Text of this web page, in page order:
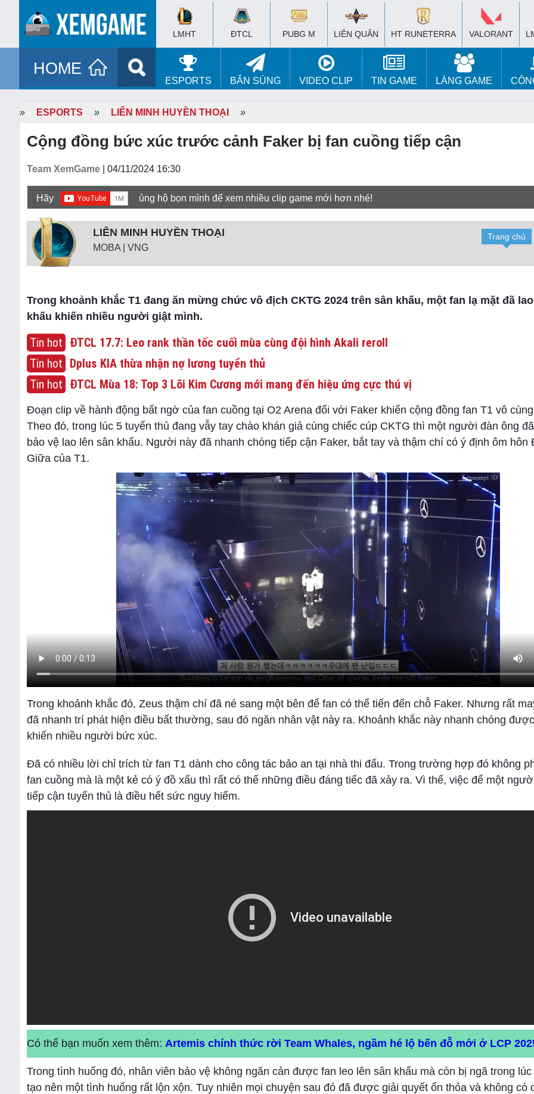
LMHT ĐTCL PUBG M LIÊN QUÂN HT RUNETERRA VALORANT
HOME
ESPORTS BẮN SÚNG VIDEO CLIP TIN GAME LÀNG GAME
» ESPORTS » LIÊN MINH HUYỀN THOẠI »
Cộng đồng bức xúc trước cảnh Faker bị fan cuồng tiếp cận
Team XemGame | 04/11/2024 16:30
Hãy ủng hộ bọn mình để xem nhiều clip game mới hơn nhé!
LIÊN MINH HUYỀN THOẠI
MOBA | VNG
Trang chủ
Trong khoảnh khắc T1 đang ăn mừng chức vô địch CKTG 2024 trên sân khấu, một fan lạ mặt đã
khấu khiến nhiều người giật mình.
Tin hot ĐTCL 17.7: Leo rank thần tốc cuối mùa cùng đội hình Akali reroll
Tin hot Dplus KIA thừa nhận nợ lương tuyển thủ
Tin hot ĐTCL Mùa 18: Top 3 Lõi Kim Cương mới mang đến hiệu ứng cực thú vị
Đoạn clip về hành động bất ngờ của fan cuồng tại O2 Arena đối với Faker khiến cộng đồng fan T1 vô
Theo đó, trong lúc 5 tuyển thủ đang vẫy tay chào khán giả cùng chiếc cúp CKTG thì một người đàn ông
bảo vệ lao lên sân khấu. Người này đã nhanh chóng tiếp cận Faker, bắt tay và thậm chí có ý định ôm
Giữa của T1.
Trong khoảnh khắc đó, Zeus thậm chí đã né sang một bên để fan có thể tiến đến chỗ Faker. Nhưng rất
đã nhanh trí phát hiện điều bất thường, sau đó ngăn nhân vật này ra. Khoảnh khắc này nhanh chóng
khiến nhiều người bức xúc.
Đã có nhiều lời chỉ trích từ fan T1 dành cho công tác bảo an tại nhà thi đấu. Trong trường hợp đó không
fan cuồng mà là một kẻ có ý đồ xấu thì rất có thể những điều đáng tiếc đã xảy ra. Vì thế, việc để một
tiếp cận tuyển thủ là điều hết sức nguy hiểm.
Có thể bạn muốn xem thêm: Artemis chính thức rời Team Whales, ngầm hé lộ bến đỗ mới ở LCP
Trong tình huống đó, nhân viên bảo vệ không ngăn cản được fan leo lên sân khấu mà còn bị ngã trong
tạo nên một tình huống rất lộn xộn. Tuy nhiên mọi chuyện sau đó đã được giải quyết ổn thỏa và không có